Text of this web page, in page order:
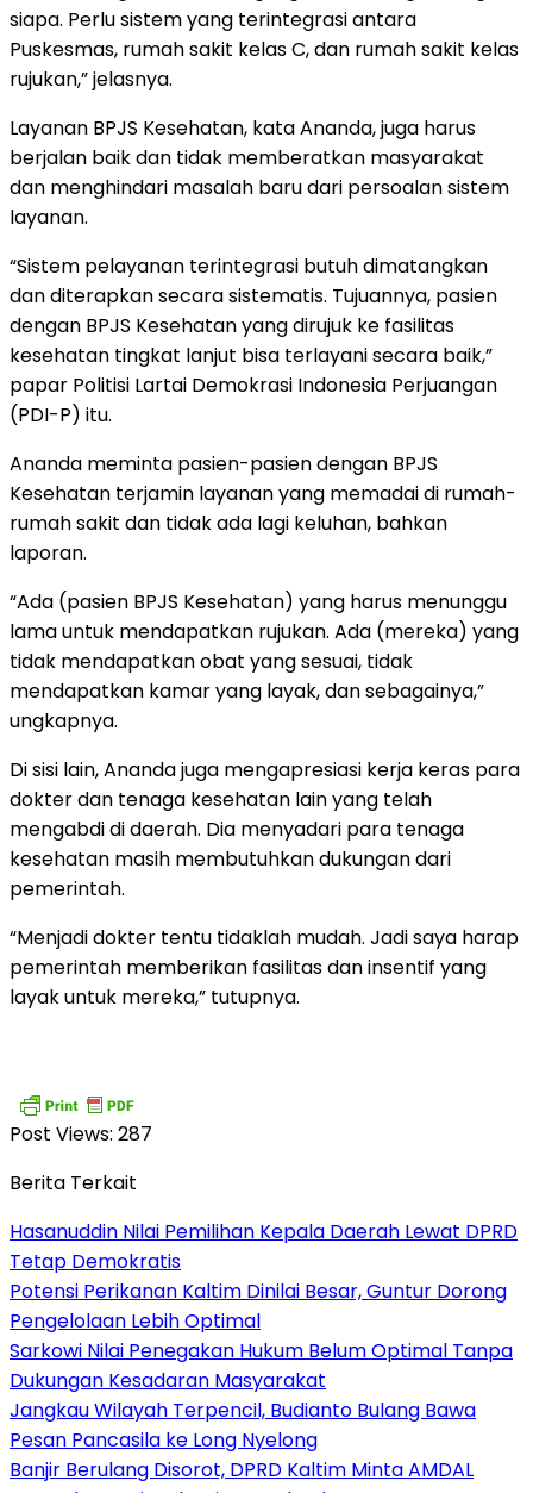
siapa. Perlu sistem yang terintegrasi antara
Puskesmas, rumah sakit kelas C, dan rumah sakit kelas
rujukan,” jelasnya.
Layanan BPJS Kesehatan, kata Ananda, juga harus
berjalan baik dan tidak memberatkan masyarakat
dan menghindari masalah baru dari persoalan sistem
layanan.
“Sistem pelayanan terintegrasi butuh dimatangkan
dan diterapkan secara sistematis. Tujuannya, pasien
dengan BPJS Kesehatan yang dirujuk ke fasilitas
kesehatan tingkat lanjut bisa terlayani secara baik,”
papar Politisi Lartai Demokrasi Indonesia Perjuangan
(PDI-P) itu.
Ananda meminta pasien-pasien dengan BPJS
Kesehatan terjamin layanan yang memadai di rumah-
rumah sakit dan tidak ada lagi keluhan, bahkan
laporan.
“Ada (pasien BPJS Kesehatan) yang harus menunggu
lama untuk mendapatkan rujukan. Ada (mereka) yang
tidak mendapatkan obat yang sesuai, tidak
mendapatkan kamar yang layak, dan sebagainya,”
ungkapnya.
Di sisi lain, Ananda juga mengapresiasi kerja keras para
dokter dan tenaga kesehatan lain yang telah
mengabdi di daerah. Dia menyadari para tenaga
kesehatan masih membutuhkan dukungan dari
pemerintah.
“Menjadi dokter tentu tidaklah mudah. Jadi saya harap
pemerintah memberikan fasilitas dan insentif yang
layak untuk mereka,” tutupnya.
Post Views: 287
Berita Terkait
Hasanuddin Nilai Pemilihan Kepala Daerah Lewat DPRD
Tetap Demokratis
Potensi Perikanan Kaltim Dinilai Besar, Guntur Dorong
Pengelolaan Lebih Optimal
Sarkowi Nilai Penegakan Hukum Belum Optimal Tanpa
Dukungan Kesadaran Masyarakat
Jangkau Wilayah Terpencil, Budianto Bulang Bawa
Pesan Pancasila ke Long Nyelong
Banjir Berulang Disorot, DPRD Kaltim Minta AMDAL